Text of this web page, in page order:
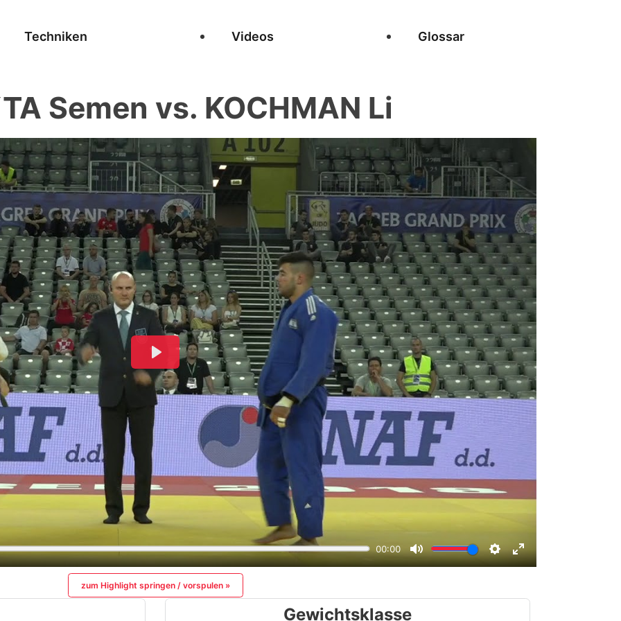
Techniken Videos Glossar
Semen vs. KOCHMAN Li
zum Highlight springen / vorspulen »
Gewichtsklasse